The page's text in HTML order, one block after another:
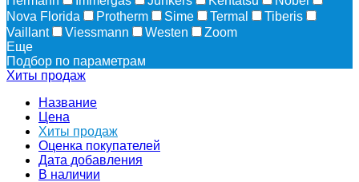
Nova Florida
Protherm Sime Termal
Tiberis
Vaillant
Viessmann Westen
Zoom
Еще
Подбор по параметрам
Хиты продаж
Название
Цена
Хиты продаж
Оценка покупателей
Дата добавления
В наличии